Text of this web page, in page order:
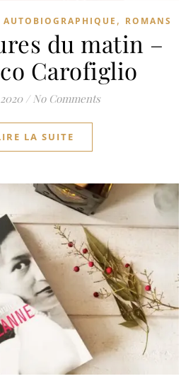
AUTOBIOGRAPHIQUE , ROMANS
du matin –
Carofiglio
/ No Comments
LA SUITE